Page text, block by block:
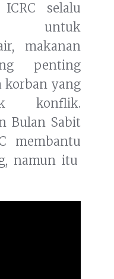
selalu
untuk
makanan
penting
korban yang
konflik.
Bulan Sabit
membantu
namun itu